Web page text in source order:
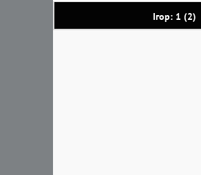
Ігор: 1 (2)